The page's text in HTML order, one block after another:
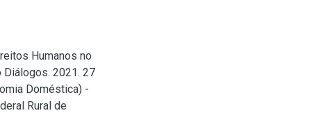
Humanos no
2021. 27
Doméstica) -
Rural de